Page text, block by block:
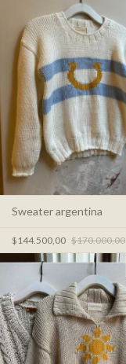
Sweater argentina
$144.500,00 $170.000,00